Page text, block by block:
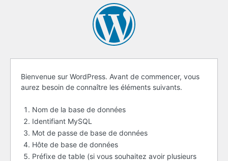
Avant
de
commencer
Bienvenue sur WordPress. Avant de commencer, vous
aurez besoin de connaître les éléments suivants.
Nom de la base de données
Identifiant MySQL
Mot de passe de base de données
Hôte de base de données
Préfixe de table (si vous souhaitez avoir plusieurs